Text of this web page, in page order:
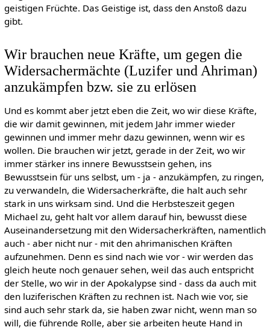
geistigen Früchte. Das Geistige ist, dass den Anstoß dazu
gibt.
Wir brauchen neue Kräfte, um gegen die
Widersachermächte (Luzifer und Ahriman)
anzukämpfen bzw. sie zu erlösen
Und es kommt aber jetzt eben die Zeit, wo wir diese Kräfte,
die wir damit gewinnen, mit jedem Jahr immer wieder
gewinnen und immer mehr dazu gewinnen, wenn wir es
wollen. Die brauchen wir jetzt, gerade in der Zeit, wo wir
immer stärker ins innere Bewusstsein gehen, ins
Bewusstsein für uns selbst, um - ja - anzukämpfen, zu ringen,
zu verwandeln, die Widersacherkräfte, die halt auch sehr
stark in uns wirksam sind. Und die Herbsteszeit gegen
Michael zu, geht halt vor allem darauf hin, bewusst diese
Auseinandersetzung mit den Widersacherkräften, namentlich
auch - aber nicht nur - mit den ahrimanischen Kräften
aufzunehmen. Denn es sind nach wie vor - wir werden das
gleich heute noch genauer sehen, weil das auch entspricht
der Stelle, wo wir in der Apokalypse sind - dass da auch mit
den luziferischen Kräften zu rechnen ist. Nach wie vor, sie
sind auch sehr stark da, sie haben zwar nicht, wenn man so
will, die führende Rolle, aber sie arbeiten heute Hand in